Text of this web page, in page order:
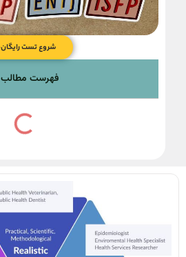
شروع تست رایگان
فهرست مطالب